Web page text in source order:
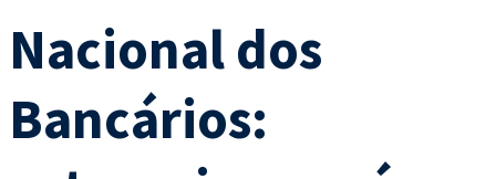
Nacional dos
Bancários: